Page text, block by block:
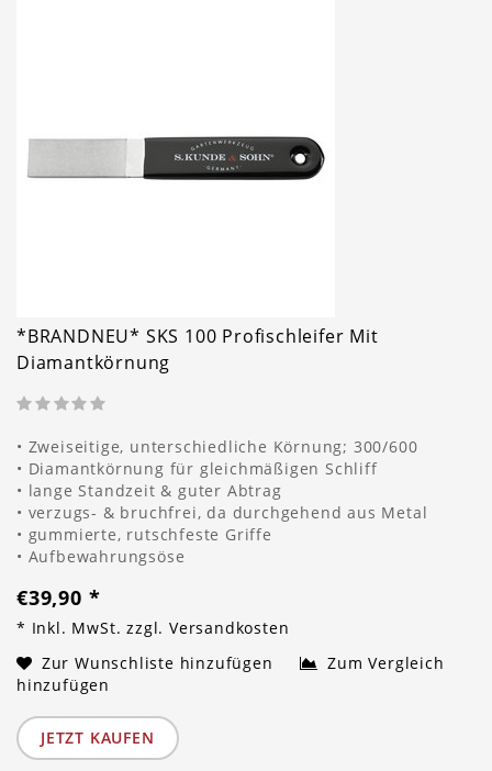
*BRANDNEU* SKS 100 Profischleifer Mit
Diamantkörnung
• Zweiseitige, unterschiedliche Körnung; 300/600
• Diamantkörnung für gleichmäßigen Schliff
• lange Standzeit & guter Abtrag
• verzugs- & bruchfrei, da durchgehend aus Metal
• gummierte, rutschfeste Griffe
• Aufbewahrungsöse
€39,90 *
* Inkl. MwSt. zzgl.Versandkosten
Zur Wunschliste hinzufügen
Zum Vergleich
hinzufügen
JETZT KAUFEN